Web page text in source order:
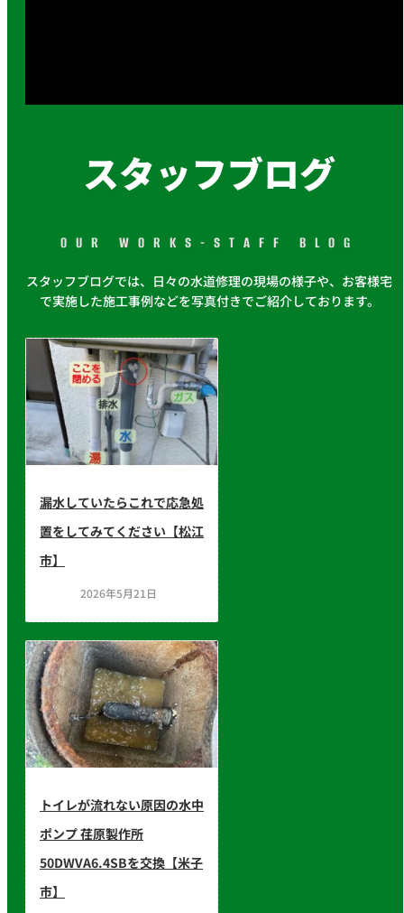
スタッフブログ
OUR WORKS-STAFF BLOG
スタッフブログでは、日々の水道修理の現場の様子や、お客様宅
で実施した施工事例などを写真付きでご紹介しております。
漏水していたらこれで応急処
置をしてみてください【松江
市】
2026年5月21日
トイレが流れない原因の水中
ポンプ 荏原製作所
50DWVA6.4SBを交換【米子
市】